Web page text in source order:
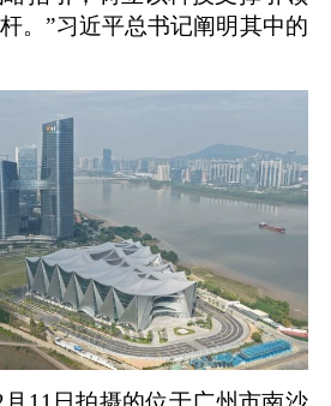
。”习近平总书记阐明其中的